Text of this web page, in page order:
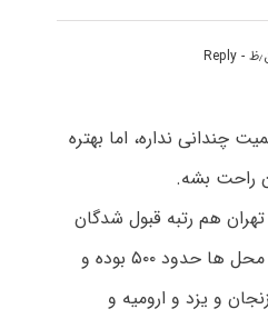
- Reply
چندانی نداره، اما بهتره
راحت بشه.
هم رتبه قبول شدگان
سالهای قبل در این رشته محل ها حدود ۵۰۰ بوده و
و یزد و ارومیه و